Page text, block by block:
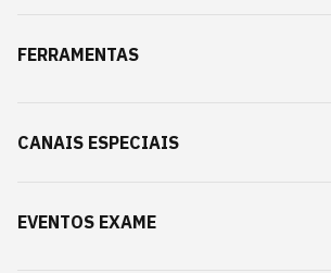
FERRAMENTAS
CANAIS ESPECIAIS
EVENTOS EXAME